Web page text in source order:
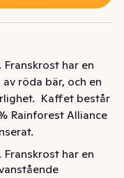
har en
röda bär, och en
Kaffet består
Rainforest Alliance
har en
röda bär, och en